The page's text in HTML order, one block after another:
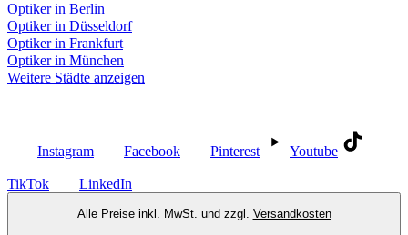
Optiker in Berlin
Optiker in Düsseldorf
Optiker in Frankfurt
Optiker in München
Weitere Städte anzeigen
Instagram Facebook Pinterest Youtube
TikTok LinkedIn
Alle Preise inkl. MwSt. und zzgl. Versandkosten